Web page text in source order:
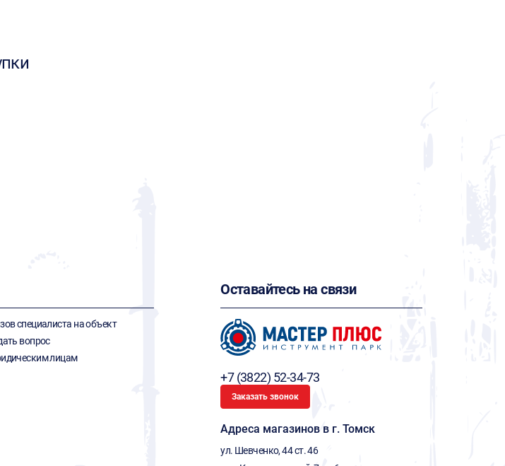
специалиста на объект
вопрос
лицам
Оставайтесь на связи
+7 (3822) 52-34-73
Заказать звонок
Адреса магазинов в г. Томск
ул. Шевченко, 44 ст. 46